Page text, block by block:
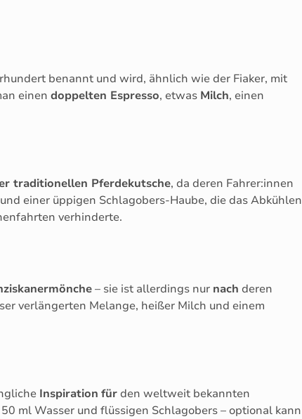
benannt und wird, ähnlich wie der Fiaker, mit
einen doppelten Espresso, etwas Milch, einen
traditionellen Pferdekutsche, da deren Fahrer:innen
einer üppigen Schlagobers-Haube, die das Abkühlen
verhinderte.
– sie ist allerdings nur nach deren
verlängerten Melange, heißer Milch und einem
Inspiration für den weltweit bekannten
ml Wasser und flüssigen Schlagobers – optional kann